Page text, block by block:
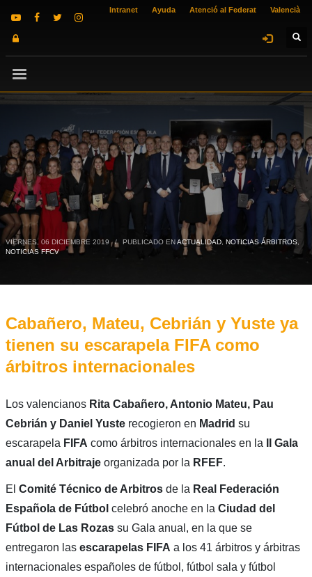
Intranet Ayuda Atenció al Federat Valencià
VIERNES, 06 DICIEMBRE 2019 / PUBLICADO ENACTUALIDAD, NOTICIAS ÁRBITROS,
NOTICIAS FFCV
Cabañero, Mateu, Cebrián y Yuste ya
tienen su escarapela FIFA como
árbitros internacionales
Los valencianos Rita Cabañero, Antonio Mateu, Pau
Cebrián y Daniel Yusterecogieron en Madrid su
escarapela FIFA como árbitros internacionales en la
II Gala
anual del Arbitraje organizada por la RFEF.
El Comité Técnico de Arbitrosde la Real Federación
Española de Fútbol celebró anoche en la Ciudad del
Fútbol de Las Rozas su Gala anual, en la que se
entregaron las escarapelas FIFA a los 41 árbitros y árbitras
internacionales españoles de fútbol, fútbol sala y fútbol